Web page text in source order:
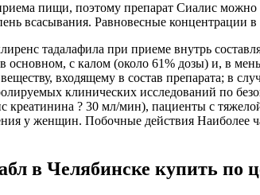
пищи, поэтому препарат Сиалис
всасывания. Равновесные концентрации
тадалафила при приеме внутрь
основном, с калом (около 61% дозы) и, в
входящему в состав препарата; в
клинических исследований по
креатинина ? 30 мл/мин), пациенты с
у женщин. Побочные действия Наиболее
в Челябинске купить по